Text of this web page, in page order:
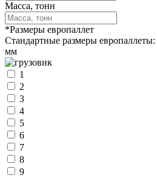
Масса, тонн
*Размеры европаллет
Стандартные размеры европаллеты:
мм
1
2
3
4
5
6
7
8
9